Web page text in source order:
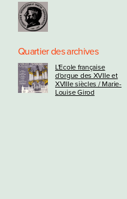
Quartier des archives
L'Ecole française
d'orgue des XVIIe et
XVIIIe siècles / Marie-
Louise Girod